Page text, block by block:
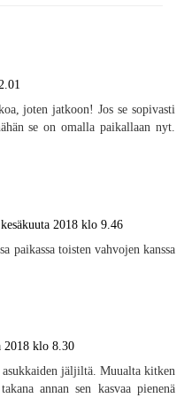
joten jatkoon! Jos se sopivasti
se on omalla paikallaan nyt.
2018 klo 9.46
paikassa toisten vahvojen kanssa
2018 klo 8.30
jäljiltä. Muualta kitken
annan sen kasvaa pienenä